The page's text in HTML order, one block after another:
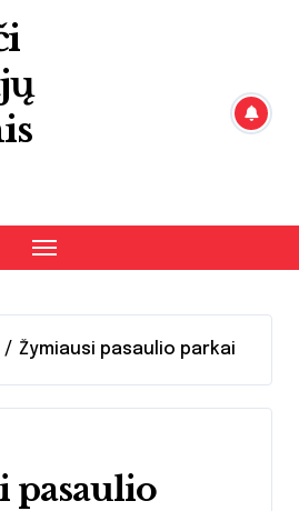
Žymiausi pasaulio parkai
pasaulio